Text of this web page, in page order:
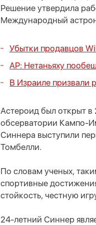
Решение утвердила
Международный
Убытки продавцов
AP: Нетаньяху
В Израиле призвали
Астероид был открыт в
обсерватории Кампо-
Синнера выступили
Томбелли.
По словам ученых,
спортивные
стойкость, честную
24-летний Синнер